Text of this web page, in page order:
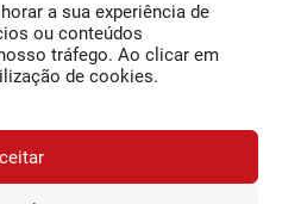
a sua experiência de
ou conteúdos
tráfego. Ao clicar em
de cookies.
O Jornal da Bairrada
Contactos
Termos e Condições